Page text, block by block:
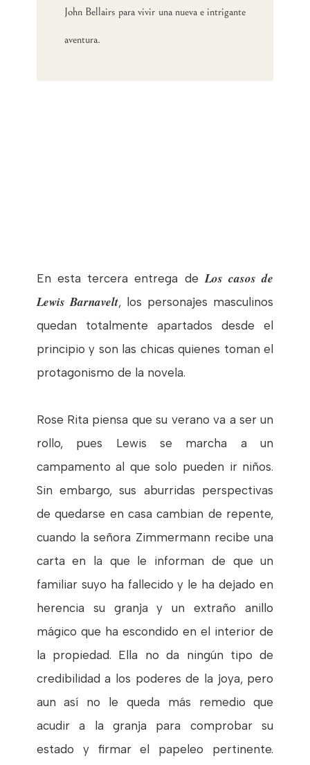
John Bellairs para vivir una nueva e intrigante
aventura.
En esta tercera entrega deLos casos de
Lewis Barnavelt, los personajes masculinos
quedan totalmente apartados desde el
principio y son las chicas quienes toman el
protagonismo de la novela.
Rose Rita piensa que su verano va a ser un
rollo, pues Lewis se marcha a un
campamento al que solo pueden ir niños.
Sin embargo, sus aburridas perspectivas
de quedarse en casa cambian de repente,
cuando la señora Zimmermann recibe una
carta en la que le informan de que un
familiar suyo ha fallecido y le ha dejado en
herencia su granja y un extraño anillo
mágico que ha escondido en el interior de
la propiedad. Ella no da ningún tipo de
credibilidad a los poderes de la joya, pero
aun así no le queda más remedio que
acudir a la granja para comprobar su
estado y firmar el papeleo pertinente.